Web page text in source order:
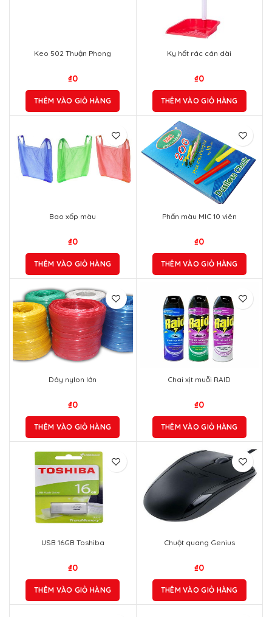
Keo 502 Thuận Phong
₫0
THÊM VÀO GIỎ HÀNG
Ky hốt rác cán dài
₫0
THÊM VÀO GIỎ HÀNG
Bao xốp màu
₫0
THÊM VÀO GIỎ HÀNG
Phấn màu MIC 10 viên
₫0
THÊM VÀO GIỎ HÀNG
Dây nylon lớn
₫0
THÊM VÀO GIỎ HÀNG
Chai xịt muỗi RAID
₫0
THÊM VÀO GIỎ HÀNG
USB 16GB Toshiba
₫0
THÊM VÀO GIỎ HÀNG
Chuột quang Genius
₫0
THÊM VÀO GIỎ HÀNG